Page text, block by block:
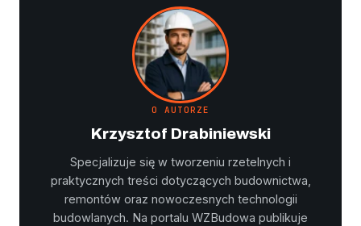
O AUTORZE
Krzysztof Drabiniewski
Specjalizuje się w tworzeniu rzetelnych i
praktycznych treści dotyczących budownictwa,
remontów oraz nowoczesnych technologii
budowlanych. Na portalu WZBudowa publikuje